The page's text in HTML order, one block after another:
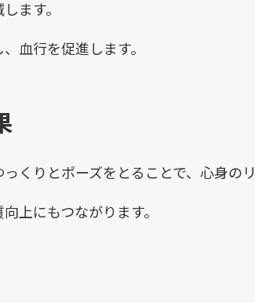
ます。
血行を促進します。
くりとポーズをとることで、心身の
上にもつながります。